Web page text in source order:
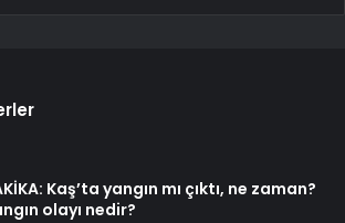
Kaş’ta yangın mı çıktı, ne zaman?
olayı nedir?